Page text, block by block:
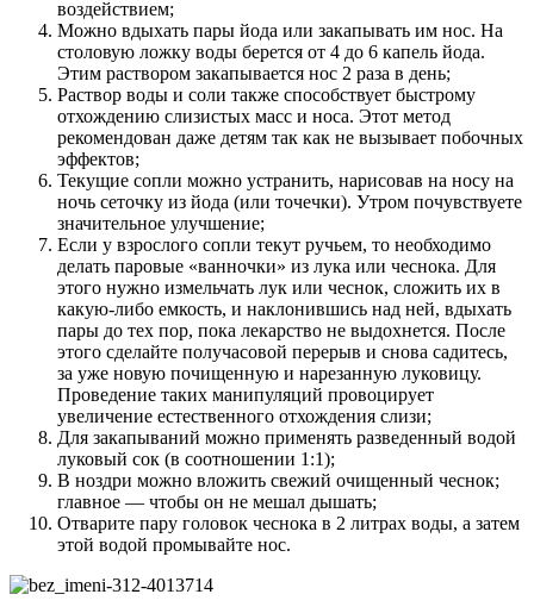
воздействием;
Можно вдыхать пары йода или закапывать им нос. На
столовую ложку воды берется от 4 до 6 капель йода.
Этим раствором закапывается нос 2 раза в день;
Раствор воды и соли также способствует быстрому
отхождению слизистых масс и носа. Этот метод
рекомендован даже детям так как не вызывает побочных
эффектов;
Текущие сопли можно устранить, нарисовав на носу на
ночь сеточку из йода (или точечки). Утром почувствуете
значительное улучшение;
Если у взрослого сопли текут ручьем, то необходимо
делать паровые «ванночки» из лука или чеснока. Для
этого нужно измельчать лук или чеснок, сложить их в
какую-либо емкость, и наклонившись над ней, вдыхать
пары до тех пор, пока лекарство не выдохнется. После
этого сделайте получасовой перерыв и снова садитесь,
за уже новую почищенную и нарезанную луковицу.
Проведение таких манипуляций провоцирует
увеличение естественного отхождения слизи;
Для закапываний можно применять разведенный водой
луковый сок (в соотношении 1:1);
В ноздри можно вложить свежий очищенный чеснок;
главное — чтобы он не мешал дышать;
Отварите пару головок чеснока в 2 литрах воды, а затем
этой водой промывайте нос.